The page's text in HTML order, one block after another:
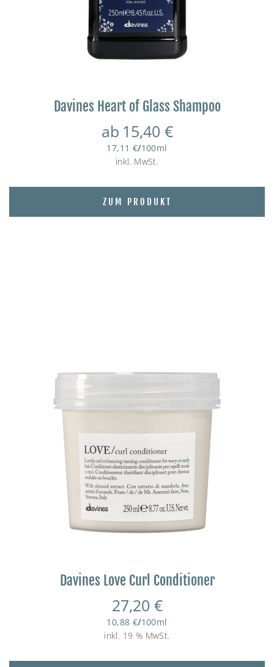
Davines Heart of Glass Shampoo
ab 15,40 €
17,11 €/100ml
inkl. MwSt.
ZUM PRODUKT
Davines Love Curl Conditioner
27,20 €
10,88 €/100ml
inkl. 19 % MwSt.